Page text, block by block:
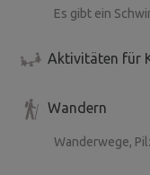
Es gibt ein
Aktivitäten für
Wandern
Wanderwege,